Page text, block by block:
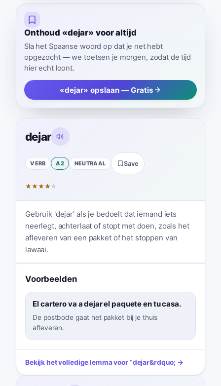
Onthoud «dejar» voor altijd
Sla het Spaanse woord op dat je net hebt
opgezocht — we toetsen je morgen, zodat de tijd
hier echt loont.
«dejar» opslaan — Gratis
dejar
VERB A2 NEUTRAAL Save
★★★★★
Gebruik 'dejar' als je bedoelt dat iemand iets
neerlegt, achterlaat of stopt met doen, zoals het
afleveren van een pakket of het stoppen van
lawaai.
Voorbeelden
El cartero va a dejar el paquete en tu casa.
De postbode gaat het pakket bij je thuis
afleveren.
Bekijk het volledige lemma voor“dejar&rdquo; →